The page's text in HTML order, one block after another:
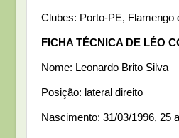
Clubes: Porto-PE, Flamengo
FICHA TÉCNICA DE LÉO
Nome: Leonardo Brito Silva
Posição: lateral direito
Nascimento: 31/03/1996, 25